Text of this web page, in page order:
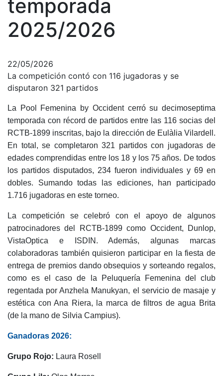
Comisiones y comités
Estructura ejecutiva
Instalaciones
Preguntas Frecuentes (FAQs)
Trabaja con nosotros
Área deportiva
Tenis
Escuela de tenis
Next Gen
Palmarés equipos
Leyendas
Jugadores profesionales
Competiciones
Campeonato Social de Tenis
Cuadros de Juego
Cuadro de Honor
Histórico del Campeonato Social
temporada
2025/2026
22/05/2026
La competición contó con 116 jugadoras y se
disputaron 321 partidos
La Pool Femenina by Occident cerró su decimoseptima
temporada con récord de partidos entre las 116 socias del
RCTB-1899 inscritas, bajo la dirección de Eulàlia Vilardell.
En total, se completaron 321 partidos con jugadoras de
edades comprendidas entre los 18 y los 75 años. De todos
los partidos disputados, 234 fueron individuales y 69 en
dobles. Sumando todas las ediciones, han participado
1.716 jugadoras en este torneo.
La competición se celebró con el apoyo de algunos
patrocinadores del RCTB-1899 como Occident, Dunlop,
VistaOptica e ISDIN. Además, algunas marcas
colaboradoras también quisieron participar en la fiesta de
entrega de premios dando obsequios y sorteando regalos,
como es el caso de la Peluquería Femenina del club
regentada por Anzhela Manukyan, el servicio de masaje y
estética con Ana Riera, la marca de filtros de agua Brita
(de la mano de Silvia Campius).
Ganadoras 2026:
Grupo Rojo: Laura Rosell